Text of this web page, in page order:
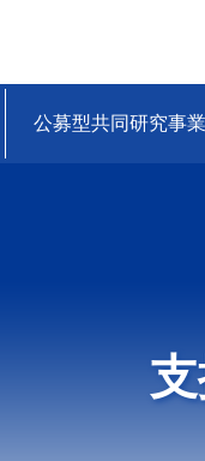
公募型共同研究事業